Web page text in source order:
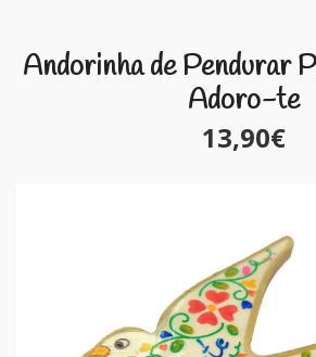
Andorinha de Pendurar
Adoro-te
13,90€